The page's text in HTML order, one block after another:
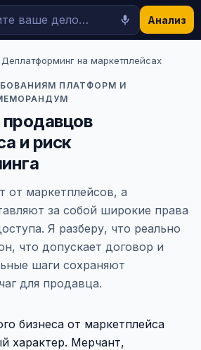
Анализ
Деплатформинг на маркетплейсах
ПЛАТФОРМ И
и риск
от маркетплейсов, а
за собой широкие права
Я разберу, что реально
что допускает договор и
шаги сохраняют
для продавца.
бизнеса от маркетплейса
характер. Мерчант,